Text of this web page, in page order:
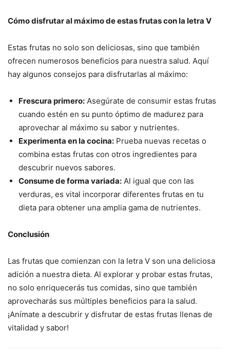
Cómo disfrutar al máximo de estas frutas con la letra V
Estas frutas no solo son deliciosas, sino que también
ofrecen numerosos beneficios para nuestra salud. Aquí
hay algunos consejos para disfrutarlas al máximo:
Frescura primero: Asegúrate de consumir estas frutas
cuando estén en su punto óptimo de madurez para
aprovechar al máximo su sabor y nutrientes.
Experimenta en la cocina: Prueba nuevas recetas o
combina estas frutas con otros ingredientes para
descubrir nuevos sabores.
Consume de forma variada: Al igual que con las
verduras, es vital incorporar diferentes frutas en tu
dieta para obtener una amplia gama de nutrientes.
Conclusión
Las frutas que comienzan con la letra V son una deliciosa
adición a nuestra dieta. Al explorar y probar estas frutas,
no solo enriquecerás tus comidas, sino que también
aprovecharás sus múltiples beneficios para la salud.
¡Anímate a descubrir y disfrutar de estas frutas llenas de
vitalidad y sabor!